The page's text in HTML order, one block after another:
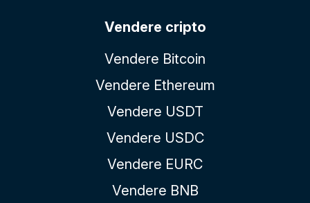
Vendere cripto
Vendere Bitcoin
Vendere Ethereum
Vendere USDT
Vendere USDC
Vendere EURC
Vendere BNB